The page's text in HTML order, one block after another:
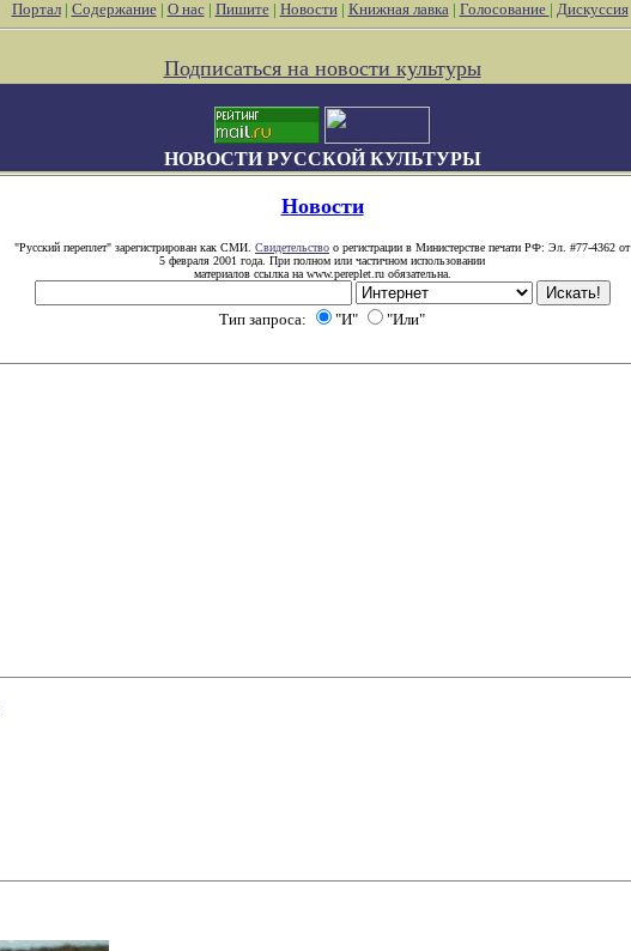
Портал| Содержание| О нас| Пишите| Новости| Книжная лавка| Голосование | Дискуссия
Подписаться на новости культуры
НОВОСТИ РУССКОЙ КУЛЬТУРЫ
Новости
"Русский переплет" зарегистрирован как СМИ. Свидетельство о регистрации в Министерстве печати РФ: Эл. #77-4362 от
5 февраля 2001 года. При полном или частичном использовании
материалов ссылка на www.pereplet.ru обязательна.
Тип запроса: "И" "Или"